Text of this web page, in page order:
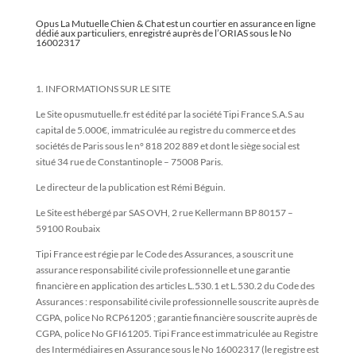
Opus La Mutuelle Chien & Chat est un courtier en assurance en ligne
dédié aux particuliers, enregistré auprès de l’ORIAS sous le No
16002317
1. INFORMATIONS SUR LE SITE
Le Site opusmutuelle.fr est édité par la société Tipi France S.A.S au
capital de 5.000€, immatriculée au registre du commerce et des
sociétés de Paris sous le n° 818 202 889 et dont le siège social est
situé 34 rue de Constantinople – 75008 Paris.
Le directeur de la publication est Rémi Béguin.
Le Site est hébergé par SAS OVH, 2 rue Kellermann BP 80157 –
59100 Roubaix
Tipi France est régie par le Code des Assurances, a souscrit une
assurance responsabilité civile professionnelle et une garantie
financière en application des articles L.530.1 et L.530.2 du Code des
Assurances : responsabilité civile professionnelle souscrite auprès de
CGPA, police No RCP61205 ; garantie financière souscrite auprès de
CGPA, police No GFI61205. Tipi France est immatriculée au Registre
des Intermédiaires en Assurance sous le No 16002317 (le registre est